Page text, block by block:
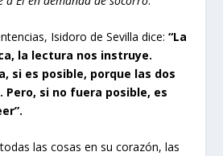
Isidoro de Sevilla dice:“La
la lectura nos instruye.
si es posible, porque las dos
Pero, si no fuera posible, es
las cosas en su corazón, las